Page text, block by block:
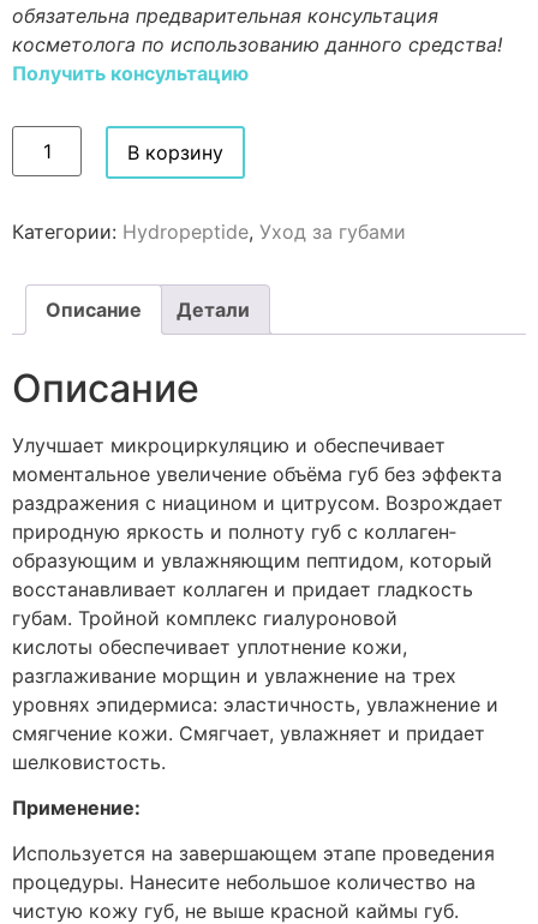
обязательна предварительная консультация
косметолога по использованию данного средства!
Получить консультацию
В корзину
Категории: Hydropeptide, Уход за губами
Описание Детали
Описание
Улучшает микроциркуляцию и обеспечивает
моментальное увеличение объёма губ без эффекта
раздражения с ниацином и цитрусом. Возрождает
природную яркость и полноту губ с коллаген­
образующим и увлажняющим пептидом, который
восстанавливает коллаген и придает гладкость
губам. Тройной комплекс гиалуроновой
кислоты обеспечивает уплотнение кожи,
разглаживание морщин и увлажнение на трех
уровнях эпидермиса: эластичность, увлажнение и
смягчение кожи. Смягчает, увлажняет и придает
шелковистость.
Применение:
Используется на завершающем этапе проведения
процедуры. Нанесите неболь­шое количество на
чистую кожу губ, не выше красной каймы губ.